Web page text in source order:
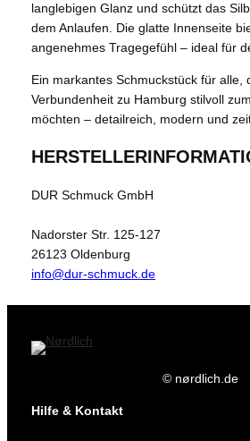
langlebigen Glanz und schützt das
dem Anlaufen. Die glatte Innenseite
angenehmes Tragegefühl – ideal für
Ein markantes Schmuckstück für alle,
Verbundenheit zu Hamburg stilvoll
möchten – detailreich, modern und
DUR Schmuck GmbH
Nadorster Str. 125-127
26123 Oldenburg
info@dur-schmuck.de
© nørdlich.de
Hilfe & Kontakt